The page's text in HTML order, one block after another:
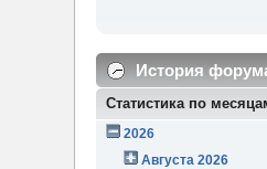
История
Статистика по
2026
Августа 2026